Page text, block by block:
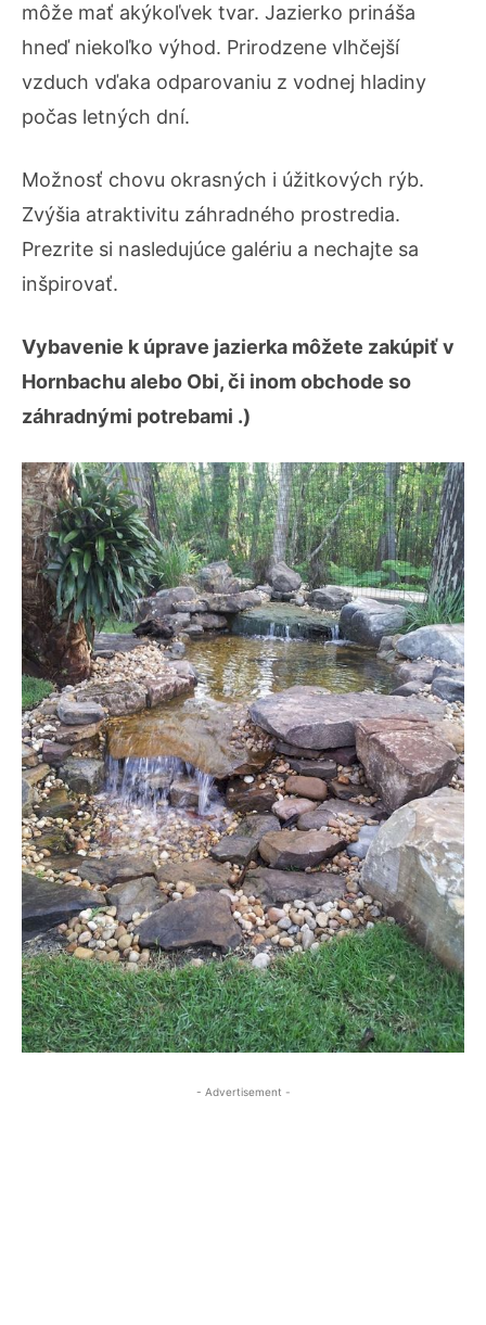
môže mať akýkoľvek tvar. Jazierko prináša
hneď niekoľko výhod. Prirodzene vlhčejší
vzduch vďaka odparovaniu z vodnej hladiny
počas letných dní.
Možnosť chovu okrasných i úžitkových rýb.
Zvýšia atraktivitu záhradného prostredia.
Prezrite si nasledujúce galériu a nechajte sa
inšpirovať.
Vybavenie k úprave jazierka môžete zakúpiť v
Hornbachu alebo Obi, či inom obchode so
záhradnými potrebami .)
- Advertisement -